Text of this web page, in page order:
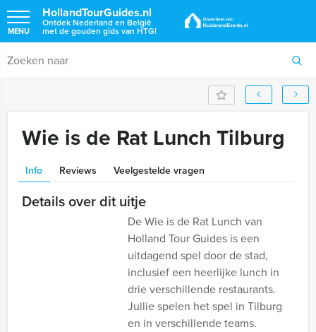
HollandTourGuides.nl
Ontdek Nederland en België
met de gouden gids van HTG!
MENU
Wie is de Rat Lunch Tilburg
Info Reviews Veelgestelde vragen
Details over dit uitje
De Wie is de Rat Lunch van
Holland Tour Guides is een
uitdagend spel door de stad,
inclusief een heerlijke lunch in
drie verschillende restaurants.
Jullie spelen het spel in Tilburg
en in verschillende teams.